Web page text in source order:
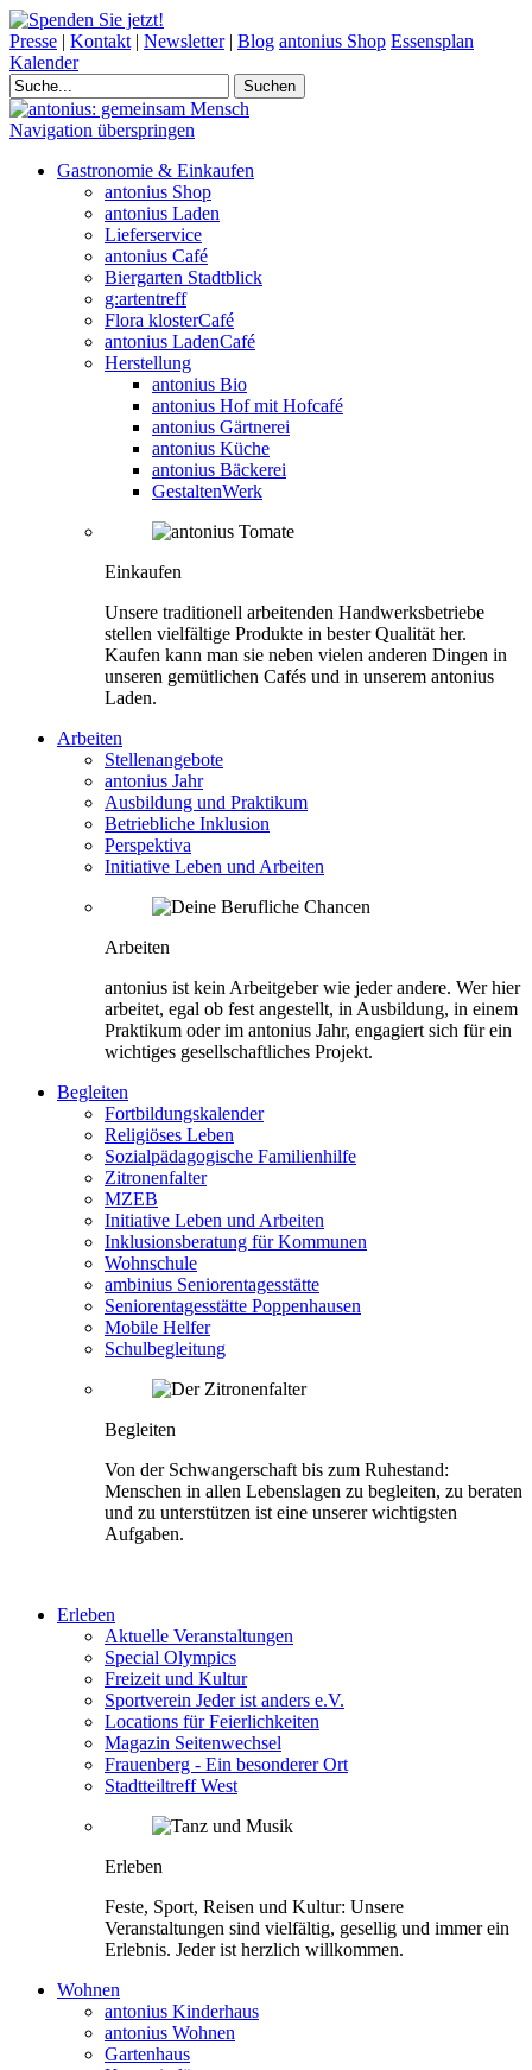
Presse | Kontakt | Newsletter| Blog antonius Shop Essensplan
Kalender
Navigation überspringen
Gastronomie & Einkaufen
antonius Shop
antonius Laden
Lieferservice
antonius Café
Biergarten Stadtblick
g:artentreff
Flora klosterCafé
antonius LadenCafé
Herstellung
antonius Bio
antonius Hof mit Hofcafé
antonius Gärtnerei
antonius Küche
antonius Bäckerei
GestaltenWerk
Einkaufen
Unsere traditionell arbeitenden Handwerksbetriebe
stellen vielfältige Produkte in bester Qualität her.
Kaufen kann man sie neben vielen anderen Dingen in
unseren gemütlichen Cafés und in unserem antonius
Laden.
Arbeiten
Stellenangebote
antonius Jahr
Ausbildung und Praktikum
Betriebliche Inklusion
Perspektiva
Initiative Leben und Arbeiten
Arbeiten
antonius ist kein Arbeitgeber wie jeder andere. Wer hier
arbeitet, egal ob fest angestellt, in Ausbildung, in einem
Praktikum oder im antonius Jahr, engagiert sich für ein
wichtiges gesellschaftliches Projekt.
Begleiten
Fortbildungskalender
Religiöses Leben
Sozialpädagogische Familienhilfe
Zitronenfalter
MZEB
Initiative Leben und Arbeiten
Inklusionsberatung für Kommunen
Wohnschule
ambinius Seniorentagesstätte
Seniorentagesstätte Poppenhausen
Mobile Helfer
Schulbegleitung
Begleiten
Von der Schwangerschaft bis zum Ruhestand:
Menschen in allen Lebenslagen zu begleiten, zu beraten
und zu unterstützen ist eine unserer wichtigsten
Aufgaben.
Erleben
Aktuelle Veranstaltungen
Special Olympics
Freizeit und Kultur
Sportverein Jeder ist anders e.V.
Locations für Feierlichkeiten
Magazin Seitenwechsel
Frauenberg - Ein besonderer Ort
Stadtteiltreff West
Erleben
Feste, Sport, Reisen und Kultur: Unsere
Veranstaltungen sind vielfältig, gesellig und immer ein
Erlebnis. Jeder ist herzlich willkommen.
Wohnen
antonius Kinderhaus
antonius Wohnen
Gartenhaus